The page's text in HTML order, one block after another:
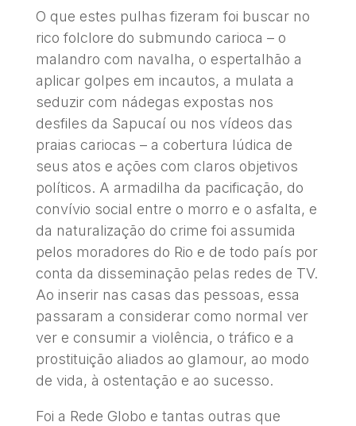
O que estes pulhas fizeram foi buscar no
rico folclore do submundo carioca – o
malandro com navalha, o espertalhão a
aplicar golpes em incautos, a mulata a
seduzir com nádegas expostas nos
desfiles da Sapucaí ou nos vídeos das
praias cariocas – a cobertura lúdica de
seus atos e ações com claros objetivos
políticos. A armadilha da pacificação, do
convívio social entre o morro e o asfalta, e
da naturalização do crime foi assumida
pelos moradores do Rio e de todo país por
conta da disseminação pelas redes de TV.
Ao inserir nas casas das pessoas, essa
passaram a considerar como normal ver
ver e consumir a violência, o tráfico e a
prostituição aliados ao glamour, ao modo
de vida, à ostentação e ao sucesso.
Foi a Rede Globo e tantas outras que